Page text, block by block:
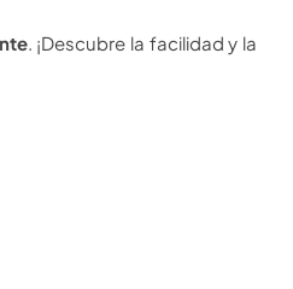
. ¡Descubre la facilidad y la